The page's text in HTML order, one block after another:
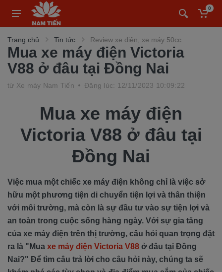
0
Trang chủ Tin tức Review xe điện, xe máy 50cc
Mua xe máy điện Victoria
V88 ở đâu tại Đồng Nai
từ Xe máy Nam Tiến Đăng lúc: 12/11/2023 10:09:22
Mua xe máy điện
Victoria V88 ở đâu tại
Đồng Nai
Việc mua một chiếc xe máy điện không chỉ là việc sở
hữu một phương tiện di chuyển tiện lợi và thân thiện
với môi trường, mà còn là sự đầu tư vào sự tiện lợi và
an toàn trong cuộc sống hàng ngày. Với sự gia tăng
của xe máy điện trên thị trường, câu hỏi quan trọng đặt
ra là "Mua xe máy điện Victoria V88 ở đâu tại Đồng
Nai?" Để tìm câu trả lời cho câu hỏi này, chúng ta sẽ